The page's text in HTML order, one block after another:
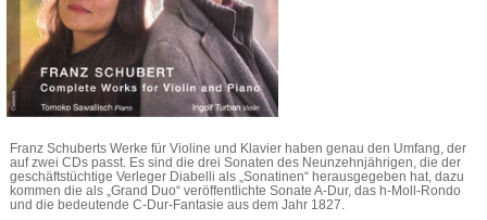
Franz Schuberts Werke für Violine und Klavier haben genau den Umfang, der
auf zwei CDs passt. Es sind die drei Sonaten des Neunzehnjährigen, die der
geschäftstüchtige Verleger Diabelli als „Sonatinen“ herausgegeben hat, dazu
kommen die als „Grand Duo“ veröffentlichte Sonate A-Dur, das h-Moll-Rondo
und die bedeutende C-Dur-Fantasie aus dem Jahr 1827.